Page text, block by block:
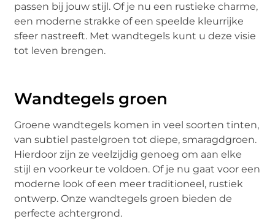
passen bij jouw stijl. Of je nu een rustieke charme,
een moderne strakke of een speelde kleurrijke
sfeer nastreeft. Met wandtegels kunt u deze visie
tot leven brengen.
Wandtegels groen
Groene wandtegels komen in veel soorten tinten,
van subtiel pastelgroen tot diepe, smaragdgroen.
Hierdoor zijn ze veelzijdig genoeg om aan elke
stijl en voorkeur te voldoen. Of je nu gaat voor een
moderne look of een meer traditioneel, rustiek
ontwerp. Onze wandtegels groen bieden de
perfecte achtergrond.